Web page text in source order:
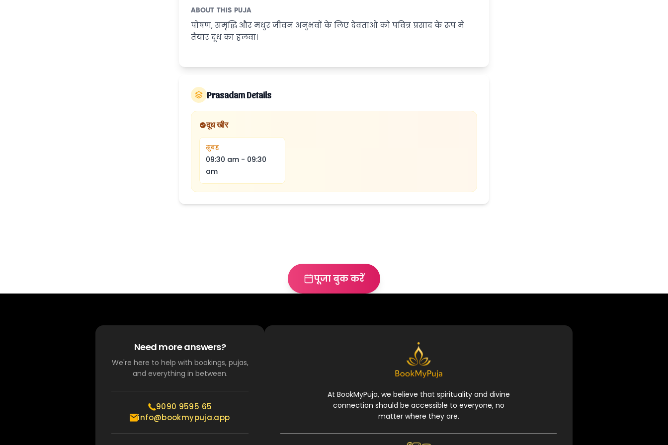
ABOUT THIS PUJA
पोषण, समृद्धि और मधुर जीवन अनुभवों के लिए देवताओं को पवित्र प्रसाद के रूप में
तैयार दूध का हलवा।
Prasadam Details
दूध खीर
सुबह
09:30 am - 09:30
am
पूजा बुक करें
Need more answers?
We're here to help with bookings, pujas,
and everything in between.
9090 9595 65
info@bookmypuja.app
At BookMyPuja, we believe that spirituality and divine
connection should be accessible to everyone, no
matter where they are.